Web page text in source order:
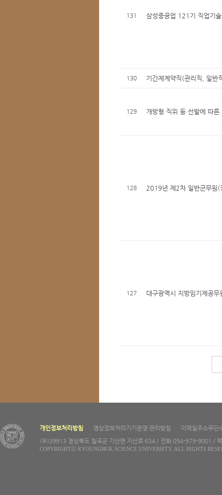
131 삼성중공업 121기 직업기
130 기간제계약직(관리직, 일반
129 개방형 직위 등 선발에 따
128 2019년 제2차 일반군무원(
127 대구광역시 지방임기제공
개인정보처리방침 영상정보처리기기운영·관리방침
이메일주소무단
(우)39913 경상북도 칠곡군 기산면 지산로 634 / 전화 054-979-9001 /
COPYRIGHTⓒ KYOUNGBUK SCIENCE UNIVERSITY. ALL RIGHTS